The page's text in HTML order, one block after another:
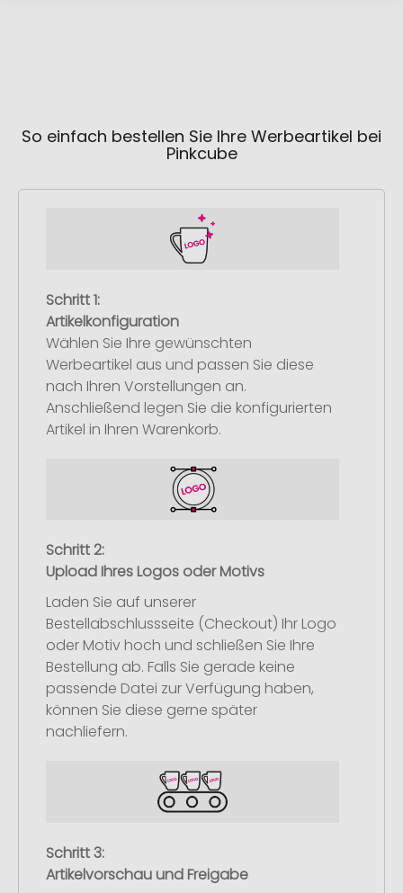
So einfach bestellen Sie Ihre Werbeartikel bei
Pinkcube
Schritt 1:
Artikelkonfiguration
Wählen Sie Ihre gewünschten
Werbeartikel aus und passen Sie diese
nach Ihren Vorstellungen an.
Anschließend legen Sie die konfigurierten
Artikel in Ihren Warenkorb.
Schritt 2:
Upload Ihres Logos oder Motivs
Laden Sie auf unserer
Bestellabschlussseite (Checkout) Ihr Logo
oder Motiv hoch und schließen Sie Ihre
Bestellung ab. Falls Sie gerade keine
passende Datei zur Verfügung haben,
können Sie diese gerne später
nachliefern.
Schritt 3:
Artikelvorschau und Freigabe